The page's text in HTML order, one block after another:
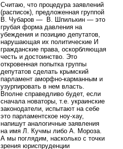
Считаю, что процедура заявлений
(расписок), предложенная группой
В. Чубаров — В. Шпилькин — это
грубая форма давления на
убеждения и позицию депутатов,
нарушающая их политические И
гражданские права, оскорбляющая
честь и достоинство. Это
откровенная попытка группы
депутатов сделать крымский
парламент аморфно-карманным и
узурпировать в нем власть.
Вполне справедливо будет, если
сначала новаторы, т.е. украинские
законодатели, испытают на себе
это парламентское ноу-хау,
напишут аналогичные заявления
на имя Л. Кучмы либо А. Мороза.
А мы поглядим, насколько с точки
зрения юриспруденции